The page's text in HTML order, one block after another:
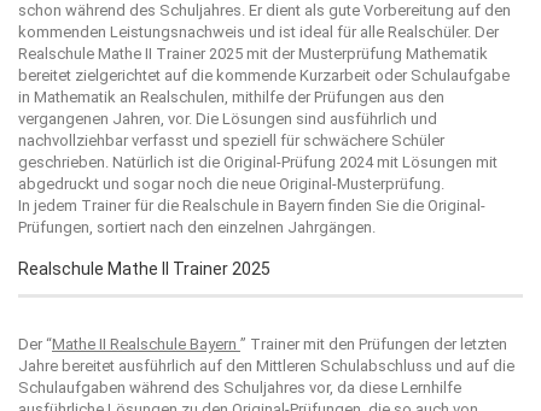
schon während des Schuljahres. Er dient als gute Vorbereitung auf den
kommenden Leistungsnachweis und ist ideal für alle Realschüler. Der
Realschule Mathe II Trainer 2025 mit der Musterprüfung Mathematik
bereitet zielgerichtet auf die kommende Kurzarbeit oder Schulaufgabe
in Mathematik an Realschulen, mithilfe der Prüfungen aus den
vergangenen Jahren, vor. Die Lösungen sind ausführlich und
nachvollziehbar verfasst und speziell für schwächere Schüler
geschrieben. Natürlich ist die Original-Prüfung 2024 mit Lösungen mit
abgedruckt und sogar noch die neue Original-Musterprüfung.
In jedem Trainer für die Realschule in Bayern finden Sie die Original-
Prüfungen, sortiert nach den einzelnen Jahrgängen.
Realschule Mathe II Trainer 2025
Der “Mathe II Realschule Bayern ” Trainer mit den Prüfungen der letzten
Jahre bereitet ausführlich auf den Mittleren Schulabschluss und auf die
Schulaufgaben während des Schuljahres vor, da diese Lernhilfe